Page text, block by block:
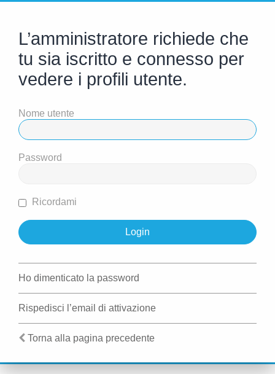
L’amministratore richiede che
tu sia iscritto e connesso per
vedere i profili utente.
Nome utente
Password
Ricordami
Ho dimenticato la password
Rispedisci l’email di attivazione
Torna alla pagina precedente